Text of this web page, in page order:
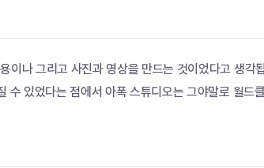
나 그리고 사진과 영상을 만드는 것이었다고 생각
있었다는 점에서 아폭 스튜디오는 그야말로 월드